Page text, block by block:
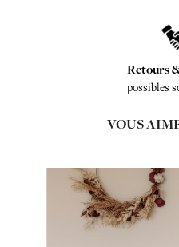
Retours
possibles
VOUS